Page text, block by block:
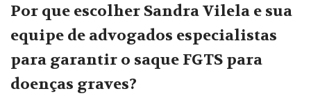
Por que escolher Sandra Vilela e sua
equipe de advogados especialistas
para garantir o saque FGTS para
doenças graves?